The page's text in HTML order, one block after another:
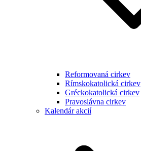
Reformovaná cirkev
Rímskokatolická cirkev
Gréckokatolická cirkev
Pravoslávna cirkev
Kalendár akcií